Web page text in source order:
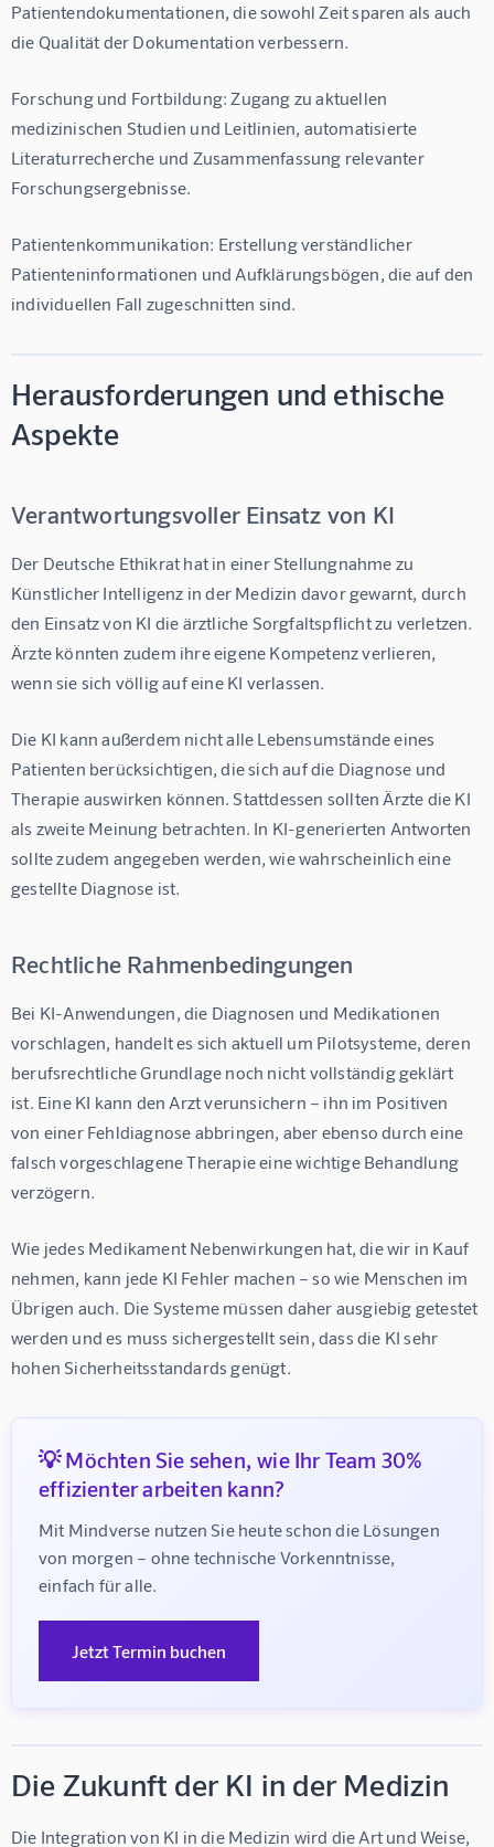
Patientendokumentationen, die sowohl Zeit sparen als auch
die Qualität der Dokumentation verbessern.
Forschung und Fortbildung: Zugang zu aktuellen
medizinischen Studien und Leitlinien, automatisierte
Literaturrecherche und Zusammenfassung relevanter
Forschungsergebnisse.
Patientenkommunikation: Erstellung verständlicher
Patienteninformationen und Aufklärungsbögen, die auf den
individuellen Fall zugeschnitten sind.
Herausforderungen und ethische
Aspekte
Verantwortungsvoller Einsatz von KI
Der Deutsche Ethikrat hat in einer Stellungnahme zu
Künstlicher Intelligenz in der Medizin davor gewarnt, durch
den Einsatz von KI die ärztliche Sorgfaltspflicht zu verletzen.
Ärzte könnten zudem ihre eigene Kompetenz verlieren,
wenn sie sich völlig auf eine KI verlassen.
Die KI kann außerdem nicht alle Lebensumstände eines
Patienten berücksichtigen, die sich auf die Diagnose und
Therapie auswirken können. Stattdessen sollten Ärzte die KI
als zweite Meinung betrachten. In KI-generierten Antworten
sollte zudem angegeben werden, wie wahrscheinlich eine
gestellte Diagnose ist.
Rechtliche Rahmenbedingungen
Bei KI-Anwendungen, die Diagnosen und Medikationen
vorschlagen, handelt es sich aktuell um Pilotsysteme, deren
berufsrechtliche Grundlage noch nicht vollständig geklärt
ist. Eine KI kann den Arzt verunsichern – ihn im Positiven
von einer Fehldiagnose abbringen, aber ebenso durch eine
falsch vorgeschlagene Therapie eine wichtige Behandlung
verzögern.
Wie jedes Medikament Nebenwirkungen hat, die wir in Kauf
nehmen, kann jede KI Fehler machen – so wie Menschen im
Übrigen auch. Die Systeme müssen daher ausgiebig getestet
werden und es muss sichergestellt sein, dass die KI sehr
hohen Sicherheitsstandards genügt.
💡 Möchten Sie sehen, wie Ihr Team 30%
effizienter arbeiten kann?
Mit Mindverse nutzen Sie heute schon die Lösungen
von morgen – ohne technische Vorkenntnisse,
einfach für alle.
Jetzt Termin buchen
Die Zukunft der KI in der Medizin
Die Integration von KI in die Medizin wird die Art und Weise,